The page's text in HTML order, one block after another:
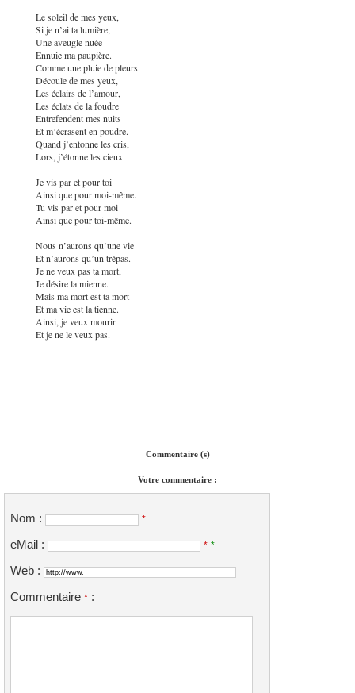
Le soleil de mes yeux,
Si je n’ai ta lumière,
Une aveugle nuée
Ennuie ma paupière.
Comme une pluie de pleurs
Découle de mes yeux,
Les éclairs de l’amour,
Les éclats de la foudre
Entrefendent mes nuits
Et m’écrasent en poudre.
Quand j’entonne les cris,
Lors, j’étonne les cieux.
Je vis par et pour toi
Ainsi que pour moi-même.
Tu vis par et pour moi
Ainsi que pour toi-même.
Nous n’aurons qu’une vie
Et n’aurons qu’un trépas.
Je ne veux pas ta mort,
Je désire la mienne.
Mais ma mort est ta mort
Et ma vie est la tienne.
Ainsi, je veux mourir
Et je ne le veux pas.
Commentaire (s)
Votre commentaire :
Nom : *
eMail : * *
Web :
Commentaire * :